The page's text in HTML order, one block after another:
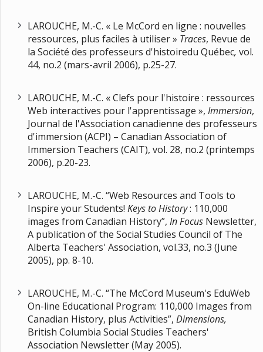
LAROUCHE, M.-C. « Le McCord en ligne : nouvelles
ressources, plus faciles à utiliser » Traces, Revue de
la Société des professeurs d'histoiredu Québec, vol.
44, no.2 (mars-avril 2006), p.25-27.
LAROUCHE, M.-C. « Clefs pour l'histoire : ressources
Web interactives pour l'apprentissage », Immersion,
Journal de l'Association canadienne des professeurs
d'immersion (ACPI) – Canadian Association of
Immersion Teachers (CAIT), vol. 28, no.2 (printemps
2006), p.20-23.
LAROUCHE, M.-C. “Web Resources and Tools to
Inspire your Students! Keys to History: 110,000
images from Canadian History”, In FocusNewsletter,
A publication of the Social Studies Council of The
Alberta Teachers' Association, vol.33, no.3 (June
2005), pp. 8-10.
LAROUCHE, M.-C. “The McCord Museum's EduWeb
On-line Educational Program: 110,000 Images from
Canadian History, plus Activities”, Dimensions,
British Columbia Social Studies Teachers'
Association Newsletter (May 2005).